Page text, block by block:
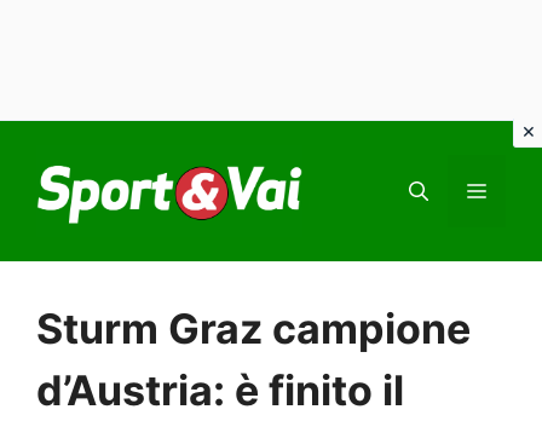
contenuto
Sturm Graz campione
d’Austria: è finito il